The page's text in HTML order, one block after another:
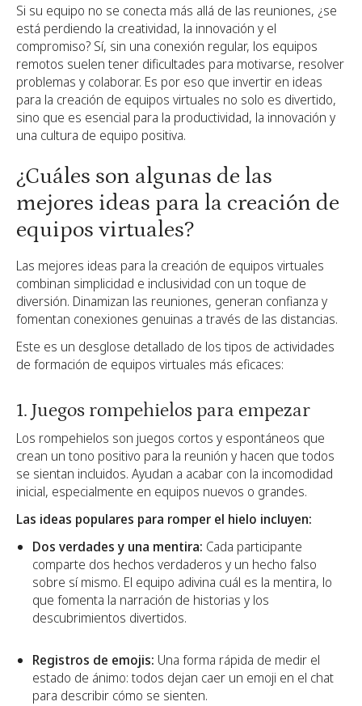
Si su equipo no se conecta más allá de las reuniones, ¿se
está perdiendo la creatividad, la innovación y el
compromiso? Sí, sin una conexión regular, los equipos
remotos suelen tener dificultades para motivarse, resolver
problemas y colaborar. Es por eso que invertir en ideas
para la creación de equipos virtuales no solo es divertido,
sino que es esencial para la productividad, la innovación y
una cultura de equipo positiva.
¿Cuáles son algunas de las
mejores ideas para la creación de
equipos virtuales?
Las mejores ideas para la creación de equipos virtuales
combinan simplicidad e inclusividad con un toque de
diversión. Dinamizan las reuniones, generan confianza y
fomentan conexiones genuinas a través de las distancias.
Este es un desglose detallado de los tipos de actividades
de formación de equipos virtuales más eficaces:
1. Juegos rompehielos para empezar
Los rompehielos son juegos cortos y espontáneos que
crean un tono positivo para la reunión y hacen que todos
se sientan incluidos. Ayudan a acabar con la incomodidad
inicial, especialmente en equipos nuevos o grandes.
Las ideas populares para romper el hielo incluyen:
Dos verdades y una mentira: Cada participante
comparte dos hechos verdaderos y un hecho falso
sobre sí mismo. El equipo adivina cuál es la mentira, lo
que fomenta la narración de historias y los
descubrimientos divertidos.
Registros de emojis: Una forma rápida de medir el
estado de ánimo: todos dejan caer un emoji en el chat
para describir cómo se sienten.